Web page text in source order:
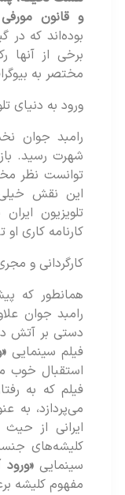
و قانون مورفی
بوده‌اند که در
برخی از آنها
مختصر به بیوگرافی
ورود به دنیای تلویزیون
رامبد جوان
شهرت رسید. بازی
توانست نظر
این نقش خیلی
تلویزیون ایران
کارنامه کاری او
کارگردانی و مجری‌گری
همانطور که پیش‌تر
رامبد جوان علاوه بر
دستی بر آتش دارد.
فیلم سینمایی«ورود
استقبال خوب
فیلم که به
می‌پردازد، به
ایرانی از حیث
کلیشه‌های جنسیتی
سینمایی«ورود
مفهوم کلیشه